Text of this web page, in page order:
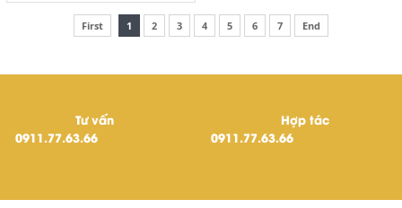
First 1 2 3 4 5 6 7 End
Tư vấn
0911.77.63.66
Hợp tác
0911.77.63.66